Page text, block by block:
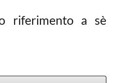
riferimento a sè